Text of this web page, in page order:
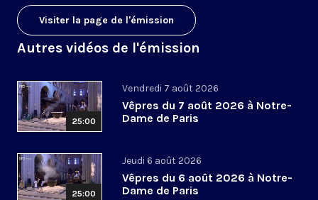
Visiter la page de l'émission
Autres vidéos de l'émission
25:00
Vendredi 7 août 2026
Vêpres du 7 août 2026 à Notre-
Dame de Paris
25:00
Jeudi 6 août 2026
Vêpres du 6 août 2026 à Notre-
Dame de Paris